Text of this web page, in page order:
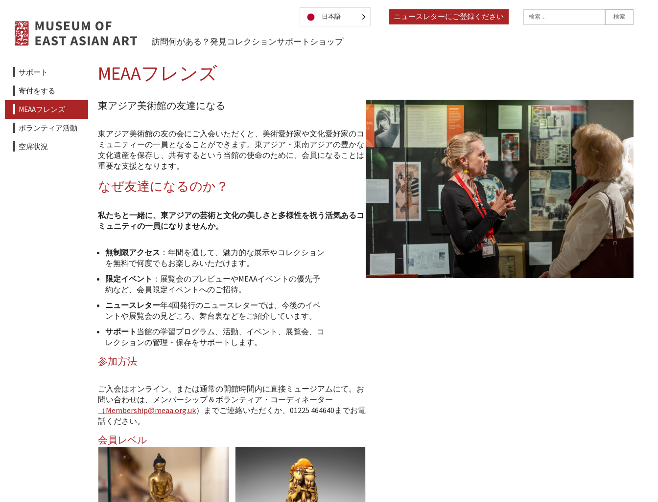
日本語 ニュースレターにご登録ください
訪問何がある？発見コレクションサポート ショップ
検索する：
検索
サポート
寄付をする
MEAAフレンズ
ボランティア活動
空席状況
MEAAフレンズ
東アジア美術館の友達になる
東アジア美術館の友の会にご入会いただくと、美術愛好家や文化愛好家のコ
ミュニティーの一員となることができます。東アジア・東南アジアの豊かな
文化遺産を保存し、共有するという当館の使命のために、会員になることは
重要な支援となります。
なぜ友達になるのか？
私たちと一緒に、東アジアの芸術と文化の美しさと多様性を祝う活気あるコ
ミュニティの一員になりませんか。
無制限アクセス ：年間を通して、魅力的な展示やコレクション
を無料で何度でもお楽しみいただけます。
限定イベント ：展覧会のプレビューやMEAAイベントの優先予
約など、会員限定イベントへのご招待。
ニュースレター年4回発行のニュースレターでは、今後のイベ
ントや展覧会の見どころ、舞台裏などをご紹介しています。
サポート当館の学習プログラム、活動、イベント、展覧会、コ
レクションの管理・保存をサポートします。
参加方法
ご入会はオンライン、または通常の開館時間内に直接ミュージアムにて。お
問い合わせは、メンバーシップ＆ボランティア・コーディネーター
（Membership@meaa.org.uk）までご連絡いただくか、01225 464640までお電
話ください。
会員レベル